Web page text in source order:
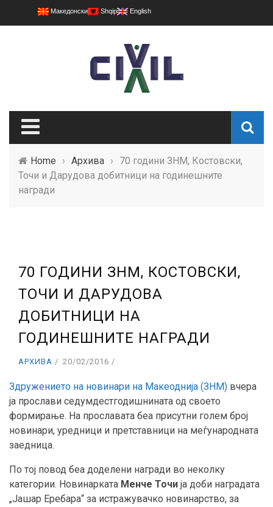
Македонски Shqip English
Home › Архива ›
70 години ЗНМ, Костовски,
Точи и Дарудова добитници на годинешните
награди
70 ГОДИНИ ЗНМ, КОСТОВСКИ,
ТОЧИ И ДАРУДОВА
ДОБИТНИЦИ НА
ГОДИНЕШНИТЕ НАГРАДИ
АРХИВА 20/02/2016
Здружението на новинари на Макеоднија (ЗНМ) вчера
ја прослави седумдестгодишнината од своето
формирање. На прославата беа присутни голем број
новинари, уредници и претставници на меѓународната
заедница.
По тој повод беа доделени награди во неколку
категории. Новинарката Менче Точи ја доби наградата
„Јашар Еребара“ за истражувачко новинарство, за